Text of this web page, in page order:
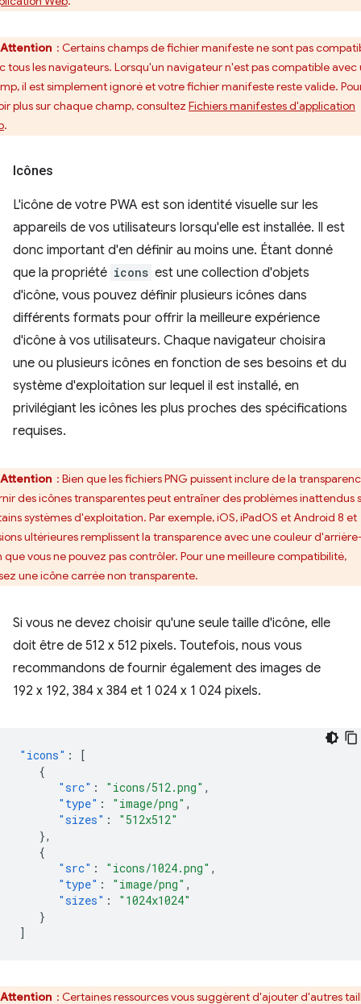
Attention : Certains champs de fichier manifeste ne sont pas
tous les navigateurs. Lorsqu'un navigateur n'est pas compatible avec
il est simplement ignoré et votre fichier manifeste reste valide.
plus sur chaque champ, consultez Fichiers manifestes d'application
.
Icônes
L'icône de votre PWA est son identité visuelle sur les
appareils de vos utilisateurs lorsqu'elle est installée. Il est
donc important d'en définir au moins une. Étant donné
que la propriété icons est une collection d'objets
d'icône, vous pouvez définir plusieurs icônes dans
différents formats pour offrir la meilleure expérience
d'icône à vos utilisateurs. Chaque navigateur choisira
une ou plusieurs icônes en fonction de ses besoins et du
système d'exploitation sur lequel il est installé, en
privilégiant les icônes les plus proches des spécifications
requises.
Attention : Bien que les fichiers PNG puissent inclure de la
des icônes transparentes peut entraîner des problèmes inattendus
systèmes d'exploitation. Par exemple, iOS, iPadOS et Android 8 et
ultérieures remplissent la transparence avec une couleur
que vous ne pouvez pas contrôler. Pour une meilleure compatibilité,
une icône carrée non transparente.
Si vous ne devez choisir qu'une seule taille d'icône, elle
doit être de 512 x 512 pixels. Toutefois, nous vous
recommandons de fournir également des images de
192 x 192, 384 x 384 et 1 024 x 1 024 pixels.
"icons" :
[
{
"src" : "icons/512.png" ,
"type" : "image/png" ,
"sizes" :
"512x512"
},
{
"src" : "icons/1024.png" ,
"type" : "image/png" ,
"sizes" :
"1024x1024"
}
]
Attention : Certaines ressources vous suggèrent d'ajouter d'autres